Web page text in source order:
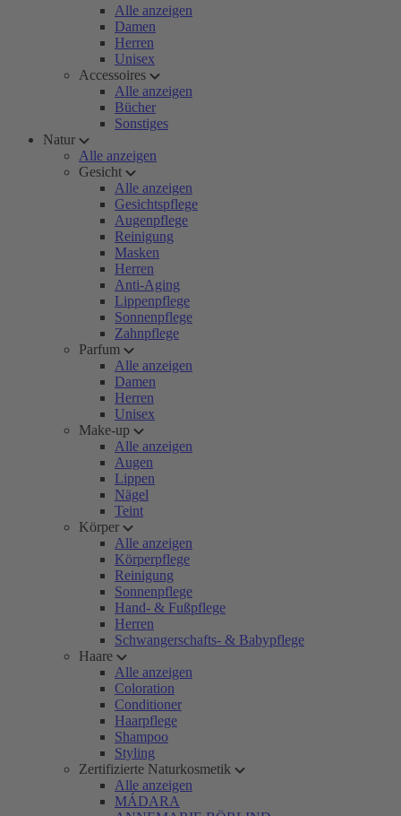
Alle anzeigen
Damen
Herren
Unisex
Accessoires
Alle anzeigen
Bücher
Sonstiges
Natur
Alle anzeigen
Gesicht
Alle anzeigen
Gesichtspflege
Augenpflege
Reinigung
Masken
Herren
Anti-Aging
Lippenpflege
Sonnenpflege
Zahnpflege
Parfum
Alle anzeigen
Damen
Herren
Unisex
Make-up
Alle anzeigen
Augen
Lippen
Nägel
Teint
Körper
Alle anzeigen
Körperpflege
Reinigung
Sonnenpflege
Hand- & Fußpflege
Herren
Schwangerschafts- & Babypflege
Haare
Alle anzeigen
Coloration
Conditioner
Haarpflege
Shampoo
Styling
Zertifizierte Naturkosmetik
Alle anzeigen
MÁDARA